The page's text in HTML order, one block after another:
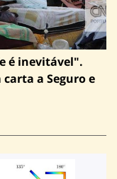
é inevitável".
a Seguro e